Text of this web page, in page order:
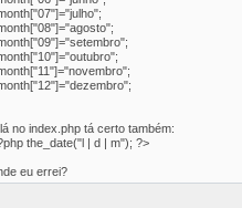
no index.php tá certo também:
the_date("l | d | m"); ?>
eu errei?